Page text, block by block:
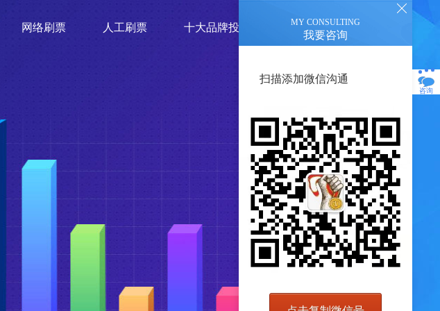
网络刷票 人工刷票 十大品牌投票
咨询
MY CONSULTING
我要咨询
扫描添加微信沟通